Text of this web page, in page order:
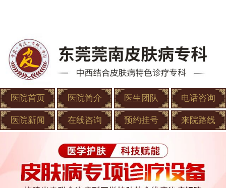
医院首页 医院简介 医生团队 电话咨询
医院新闻 在线咨询 预约挂号 来院路线